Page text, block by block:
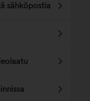
sähköpostia